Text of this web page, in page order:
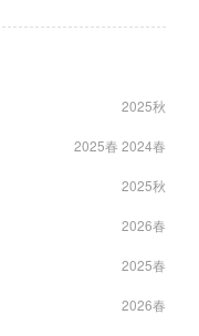
2025秋
2025春 2024春
2025秋
2026春
2025春
2026春